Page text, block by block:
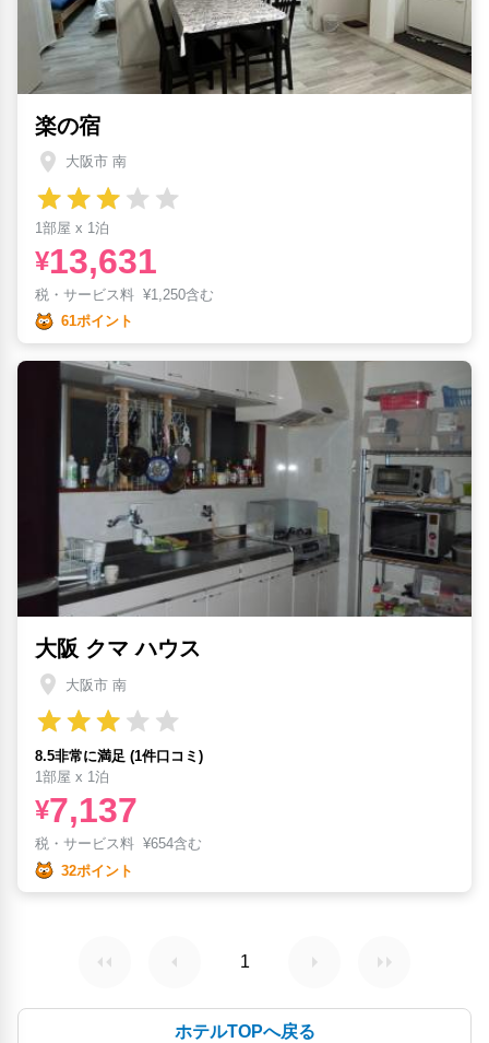
楽の宿
大阪市 南
1部屋 x 1泊
¥13,631
税・サービス料 ¥1,250含む
61ポイント
大阪 クマ ハウス
大阪市 南
8.5非常に満足 (1件口コミ)
1部屋 x 1泊
¥7,137
税・サービス料 ¥654含む
32ポイント
1
ホテルTOPへ戻る